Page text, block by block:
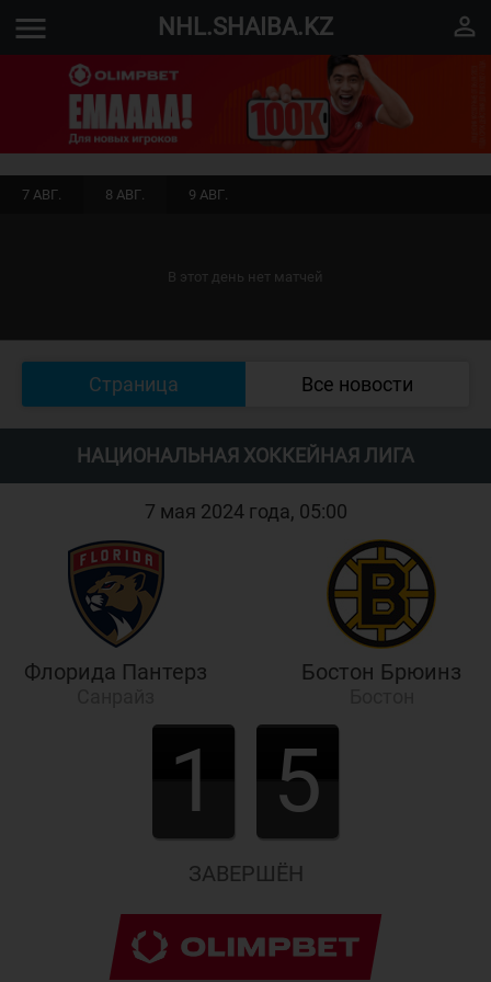
menu NHL.SHAIBA.KZ perm_identity
7 АВГ. 8 АВГ. 9 АВГ.
В этот день нет матчей
Страница Все новости
НАЦИОНАЛЬНАЯ ХОККЕЙНАЯ ЛИГА
7 мая 2024 года, 05:00
Флорида Пантерз
1 5
ЗАВЕРШЁН
Бостон Брюинз